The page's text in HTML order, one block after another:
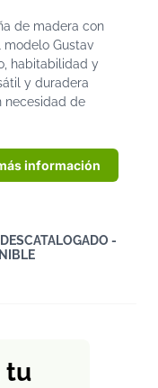
de madera con
Gustav
habitabilidad y
y duradera
necesidad de
información
-
tu